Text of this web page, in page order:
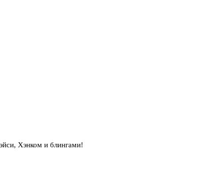
Хэнком и блингами!